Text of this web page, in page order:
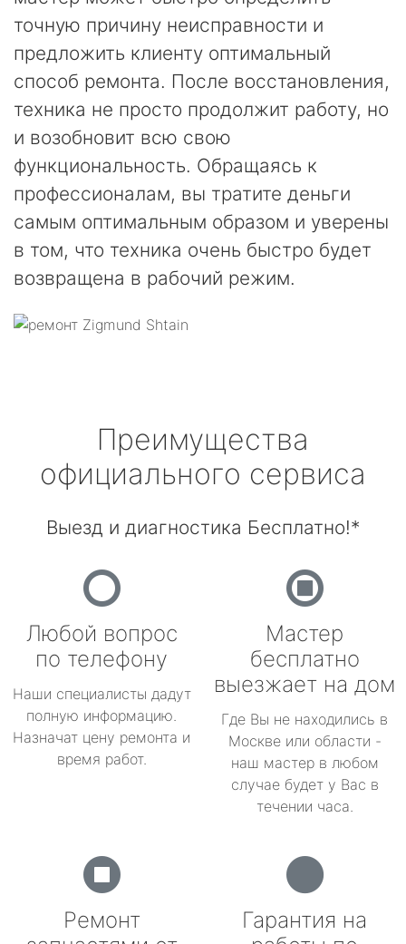
точную причину неисправности и
предложить клиенту оптимальный
способ ремонта. После восстановления,
техника не просто продолжит работу, но
и возобновит всю свою
функциональность. Обращаясь к
профессионалам, вы тратите деньги
самым оптимальным образом и уверены
в том, что техника очень быстро будет
возвращена в рабочий режим.
Преимущества
официального сервиса
Выезд и диагностика Бесплатно!*
Любой вопрос
по телефону
Наши специалисты дадут
полную информацию.
Назначат цену ремонта и
время работ.
Мастер
бесплатно
выезжает на дом
Где Вы не находились в
Москве или области -
наш мастер в любом
случае будет у Вас в
течении часа.
Ремонт
Гарантия на